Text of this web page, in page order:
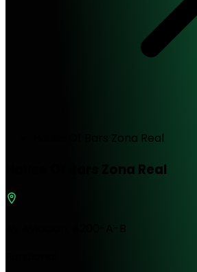
House Of Bars Zona Real
House Of Bars Zona Real